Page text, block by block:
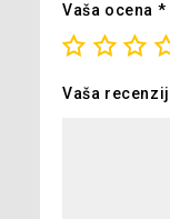
Vaša ocena *
Vaša